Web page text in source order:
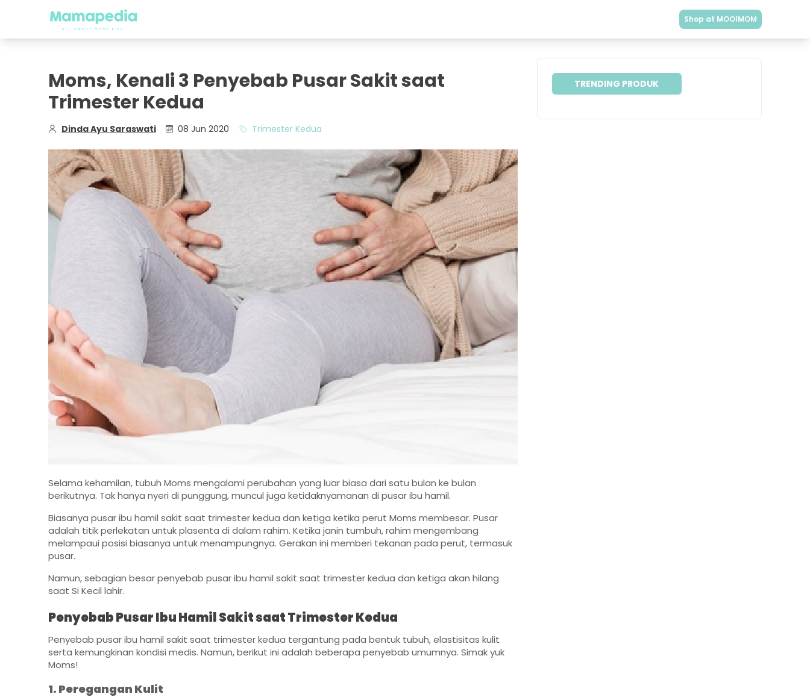
Shop at MOOIMOM
Moms, Kenali 3 Penyebab Pusar Sakit saat
Trimester Kedua
Dinda Ayu Saraswati 08 Jun 2020 Trimester Kedua
Selama kehamilan, tubuh Moms mengalami perubahan yang luar biasa dari satu bulan ke bulan
berikutnya. Tak hanya nyeri di punggung, muncul juga ketidaknyamanan di pusar ibu hamil.
Biasanya pusar ibu hamil sakit saat trimester kedua dan ketiga ketika perut Moms membesar. Pusar
adalah titik perlekatan untuk plasenta di dalam rahim. Ketika janin tumbuh, rahim mengembang
melampaui posisi biasanya untuk menampungnya. Gerakan ini memberi tekanan pada perut, termasuk
pusar.
Namun, sebagian besar penyebab pusar ibu hamil sakit saat trimester kedua dan ketiga akan hilang
saat Si Kecil lahir.
Penyebab Pusar Ibu Hamil Sakit saat Trimester Kedua
Penyebab pusar ibu hamil sakit saat trimester kedua tergantung pada bentuk tubuh, elastisitas kulit
serta kemungkinan kondisi medis. Namun, berikut ini adalah beberapa penyebab umumnya. Simak yuk
Moms!
1. Peregangan Kulit
TRENDING PRODUK